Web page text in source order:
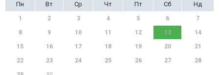
Пн
Вт Ср Чт Пт Сб Нд
1 2 3 4 5 6 7
8 9 10 11 12 13 14
15 16 17 18 19 20 21
22 23 24 25 26 27 28